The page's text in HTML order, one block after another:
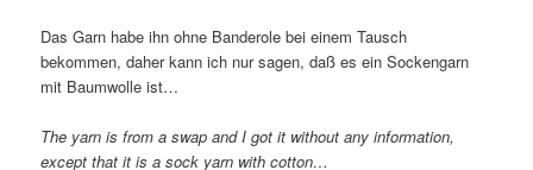
Das Garn habe ihn ohne Banderole bei einem Tausch
bekommen, daher kann ich nur sagen, daß es ein Sockengarn
mit Baumwolle ist…
The yarn is from a swap and I got it without any information,
except that it is a sock yarn with cotton…